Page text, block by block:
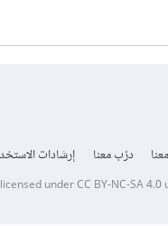
درّب معنا إرشادات
underCC BY-NC-SA 4.0